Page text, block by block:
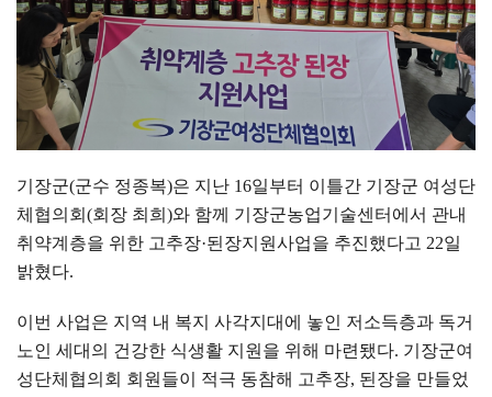
기장군(군수 정종복)은 지난 16일부터 이틀간 기장군 여성단
체협의회 (회장 최희 )와 함께 기장군농업기술센터에서 관내
취약계층을 위한 고추장·된장지원사업을 추진했다고 22일
밝혔다.
이번 사업은 지역 내 복지 사각지대에 놓인 저소득층과 독거
노인 세대의 건강한 식생활 지원을 위해 마련됐다. 기장군여
성단체협의회 회원들이 적극 동참해 고추장, 된장을 만들었